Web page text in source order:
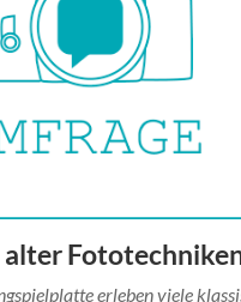
alter
erleben viele